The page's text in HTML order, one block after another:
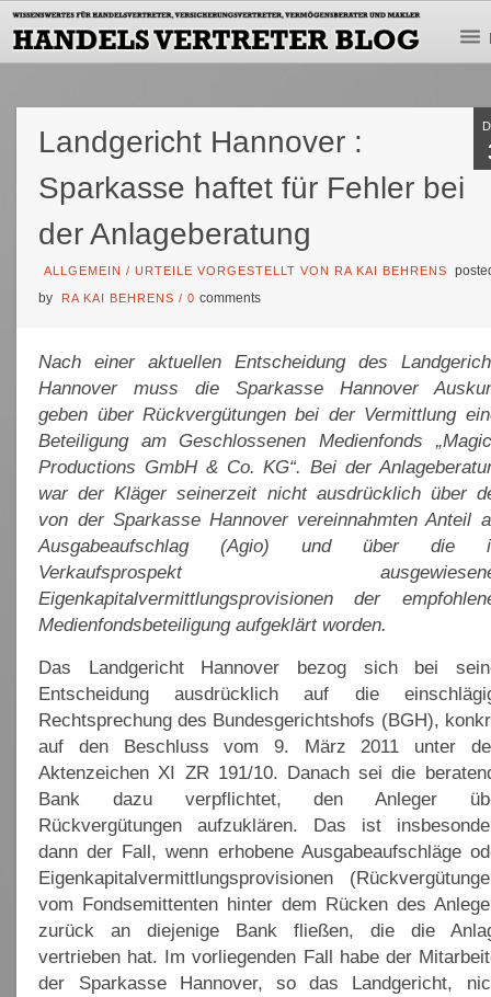
Landgericht Hannover :
Sparkasse haftet für Fehler bei
der Anlageberatung
ALLGEMEIN /URTEILE VORGESTELLT VON RA KAI BEHRENS
by
RA KAI BEHRENS /0comments
Nach einer aktuellen Entscheidung des
Hannover muss die Sparkasse Hannover
geben über Rückvergütungen bei der Vermittlung
Beteiligung am Geschlossenen Medienfonds
Productions GmbH & Co. KG“. Bei der
war der Kläger seinerzeit nicht ausdrücklich über
von der Sparkasse Hannover vereinnahmten Anteil
Ausgabeaufschlag (Agio) und über die
Verkaufsprospekt
Eigenkapitalvermittlungsprovisionen der
Medienfondsbeteiligung aufgeklärt worden.
Das Landgericht Hannover bezog sich bei
Entscheidung ausdrücklich auf die
Rechtsprechung des Bundesgerichtshofs (BGH),
auf den Beschluss vom 9. März 2011 unter
Aktenzeichen XI ZR 191/10. Danach sei die
Bank dazu verpflichtet, den Anleger
Rückvergütungen aufzuklären. Das ist
dann der Fall, wenn erhobene Ausgabeaufschläge
Eigenkapitalvermittlungsprovisionen
vom Fondsemittenten hinter dem Rücken des
zurück an diejenige Bank fließen, die die
vertrieben hat. Im vorliegenden Fall habe der
der Sparkasse Hannover, so das Landgericht,